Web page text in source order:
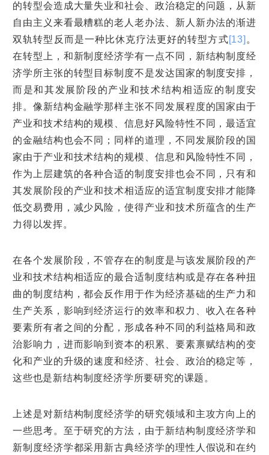
的转型会造成大量失业和社会、政治稳定的问题，从新
自由主义来看最糟糕的老人老办法、新人新办法的渐进
双轨转型反而是一种比休克疗法更好的转型方式[13] 。
在转型上，和新制度经济学有一点不同，新结构制度经
济学所主张的转型目标制度不是发达国家的制度安排，
而是和其发展阶段的产业和技术结构相适应的制度安
排。像新结构金融学那样主张不同发展程度的国家由于
产业和技术结构的规模、信息好风险特性不同，最适宜
的金融结构也会不同；同样的道理，不同发展阶段的国
家由于产业和技术结构的规模、信息和风险特性不同，
作为上层建筑的各种合适的制度安排也会不同，只有和
其发展阶段的产业和技术相适应的适宜制度安排才能降
低交易费用，减少风险，使得产业和技术所蕴含的生产
力得以发挥。
在各个发展阶段，不管存在的制度是与该发展阶段的产
业和技术结构相适应的最合适制度结构或是存在各种扭
曲的制度结构，都会反作用于作为经济基础的生产力和
生产关系，影响到经济运行的效率和权力、收入在各种
要素所有者之间的分配，形成各种不同的利益格局和政
治影响力，进而影响到资本的积累、要素禀赋结构的变
化和产业的升级的速度和经济、社会、政治的稳定等，
这些也是新结构制度经济学所要研究的课题。
上述是对新结构制度经济学的研究领域和主攻方向上的
一些思考。至于研究的方法，由于新结构制度经济学和
新制度经济学都采用新古典经济学的理性人假说和在约